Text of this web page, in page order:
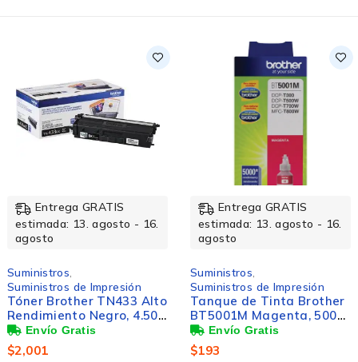
Entrega GRATIS
estimada: 13. agosto - 16.
agosto
Suministros
Suministros de Impresión
Tóner Brother TN433 Alto
Rendimiento Negro, 4.500
Páginas
$2,001
Entrega GRATIS
estimada: 13. agosto - 16.
agosto
Suministros
Suministros de Impresión
Tanque de Tinta Brother
BT5001M Magenta, 5000
Páginas
$193